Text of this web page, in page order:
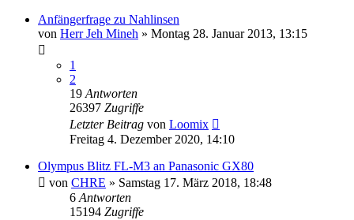
Anfängerfrage zu Nahlinsen
von Herr Jeh Mineh » Montag 28. Januar 2013, 13:15
1
2
19 Antworten
26397 Zugriffe
Letzter Beitrag von Loomix
Freitag 4. Dezember 2020, 14:10
Olympus Blitz FL-M3 an Panasonic GX80
von CHRE » Samstag 17. März 2018, 18:48
6 Antworten
15194 Zugriffe